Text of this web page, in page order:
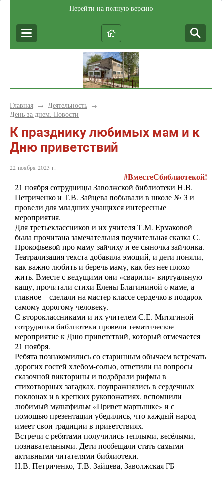
Перейти на полную версию
Главная → Деятельность →
День за днем. Новости
К празднику любимых мам и к
Дню приветствий
22 ноября 2023 г.
#ВместеСбиблиотекой!
21 ноября сотрудницы Заволжской библиотеки Н.В.
Петриченко и Т.В. Зайцева побывали в школе № 3 и
провели для младших учащихся интересные
мероприятия.
Для третьеклассников и их учителя Т.М. Ермаковой
была прочитана замечательная поучительная сказка С.
Прокофьевой про маму-зайчиху и ее сыночка зайчонка.
Театрализация текста добавила эмоций, и дети поняли,
как важно любить и беречь маму, как без нее плохо
жить. Вместе с ведущими они «сварили» виртуальную
кашу, прочитали стихи Елены Благининой о маме, а
главное – сделали на мастер-классе сердечко в подарок
самому дорогому человеку.
С второклассниками и их учителем С.Е. Митягиной
сотрудники библиотеки провели тематическое
мероприятие к Дню приветствий, который отмечается
21 ноября.
Ребята познакомились со старинным обычаем встречать
дорогих гостей хлебом-солью, ответили на вопросы
сказочной викторины и подобрали рифмы в
стихотворных загадках, поупражнялись в сердечных
поклонах и в крепких рукопожатиях, вспомнили
любимый мультфильм «Привет мартышке» и с
помощью презентации убедились, что каждый народ
имеет свои традиции в приветствиях.
Встречи с ребятами получились теплыми, весёлыми,
познавательными. Дети пообещали стать самыми
активными читателями библиотеки.
Н.В. Петриченко, Т.В. Зайцева, Заволжская ГБ